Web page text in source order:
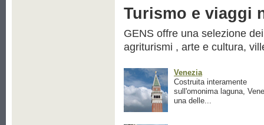
Turismo e viaggi
GENS offre una selezione
agriturismi , arte e cultura,
Venezia
Costruita interamente
sull'omonima laguna,
una delle...